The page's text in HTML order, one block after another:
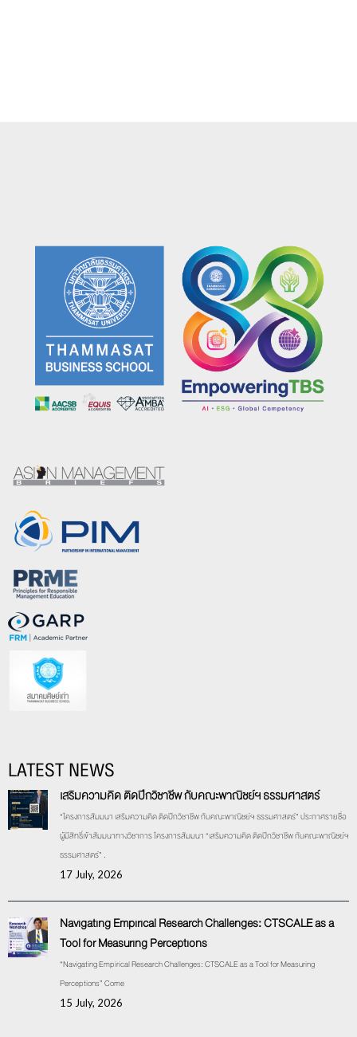
LATEST NEWS
เสริมความคิด ติดปีกวิชาชีพ กับคณะพาณิชย์ฯ ธรรมศาสตร์
“โครงการสัมมนา เสริมความคิด ติดปีกวิชาชีพ กับคณะพาณิชย์ฯ ธรรมศาสตร์” ประกาศรายชื่อ
ผู้มีสิทธิ์เข้าสัมมนาทางวิชาการ โครงการสัมมนา “เสริมความคิด ติดปีกวิชาชีพ กับคณะพาณิชย์ฯ
ธรรมศาสตร์” .
17 July, 2026
Navigating Empirical Research Challenges: CTSCALE as a
Tool for Measuring Perceptions
“Navigating Empirical Research Challenges: CTSCALE as a Tool for Measuring
Perceptions” Come
15 July, 2026